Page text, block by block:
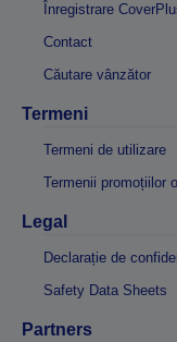
Înregistrare
Contact
Căutare vânzător
Termeni
Termeni de utilizare
Termenii promoțiilor
Legal
Declarație de
Safety Data Sheets
Partners